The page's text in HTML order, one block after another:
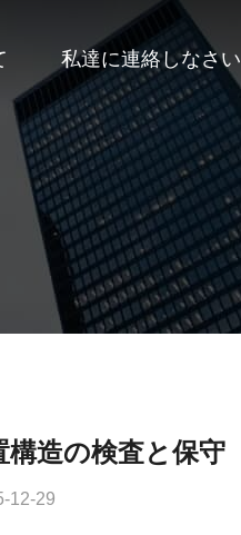
私達に連絡しなさい
構造の検査と保守
12-29